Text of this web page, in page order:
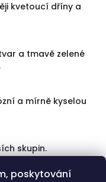
poskytování
kvetoucí dříny a
a tmavě zelené
a mírně kyselou
skupin.